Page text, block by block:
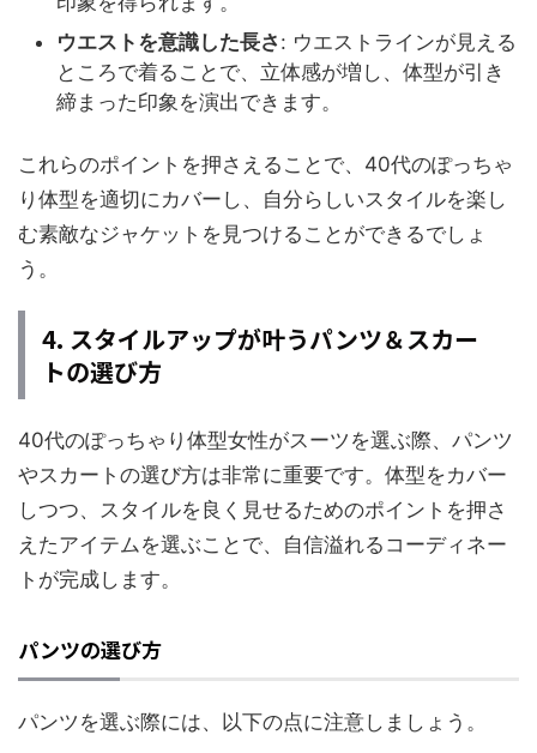
ウエストを意識した長さ : ウエストラインが見える
ところで着ることで、立体感が増し、体型が引き
締まった印象を演出できます。
これらのポイントを押さえることで、40代のぽっちゃ
り体型を適切にカバーし、自分らしいスタイルを楽し
む素敵なジャケットを見つけることができるでしょ
う。
4. スタイルアップが叶うパンツ＆スカー
トの選び方
40代のぽっちゃり体型女性がスーツを選ぶ際、パンツ
やスカートの選び方は非常に重要です。体型をカバー
しつつ、スタイルを良く見せるためのポイントを押さ
えたアイテムを選ぶことで、自信溢れるコーディネー
トが完成します。
パンツの選び方
パンツを選ぶ際には、以下の点に注意しましょう。